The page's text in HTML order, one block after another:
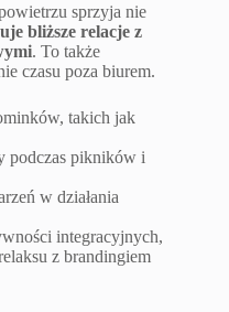
sprzyja nie
bliższe relacje z
. To także
czasu poza biurem.
takich jak
podczas pikników i
w działania
integracyjnych,
z brandingiem